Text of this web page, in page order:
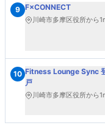
9 F×CONNECT
川崎市多摩区役所から
10 Fitness Lounge Sync
戸
川崎市多摩区役所から